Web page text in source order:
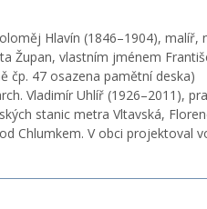
Hlavín (1846–1904), malíř,
Župan, vlastním jménem
čp. 47 osazena pamětní deska)
Vladimír Uhlíř (1926–2011),
stanic metra Vltavská,
Chlumkem. V obci projektoval